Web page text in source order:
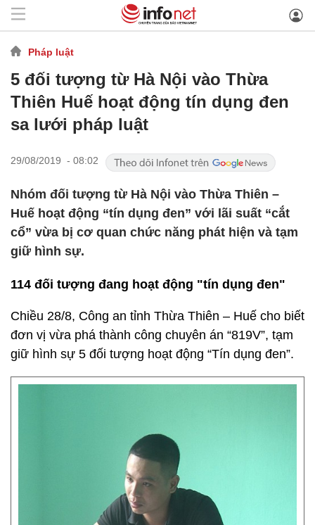
Pháp luật
5 đối tượng từ Hà Nội vào Thừa
Thiên Huế hoạt động tín dụng đen
sa lưới pháp luật
29/08/2019 - 08:02
Nhóm đối tượng từ Hà Nội vào Thừa Thiên –
Huế hoạt động “tín dụng đen” với lãi suất “cắt
cổ” vừa bị cơ quan chức năng phát hiện và tạm
giữ hình sự.
114 đối tượng đang hoạt động "tín dụng đen"
Chiều 28/8, Công an tỉnh Thừa Thiên – Huế cho biết
đơn vị vừa phá thành công chuyên án “819V”, tạm
giữ hình sự 5 đối tượng hoạt động “Tín dụng đen”.